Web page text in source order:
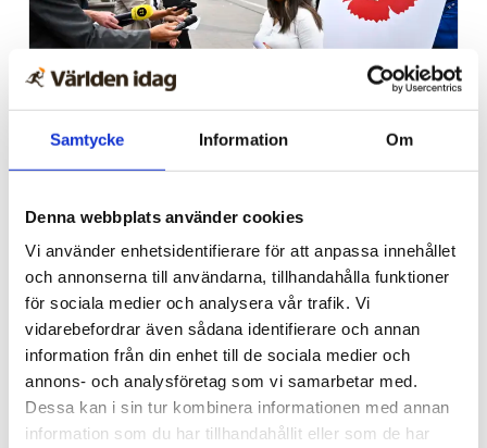
Samtycke Information Om
Denna webbplats använder cookies
Vi använder enhetsidentifierare för att anpassa innehållet
och annonserna till användarna, tillhandahålla funktioner
för sociala medier och analysera vår trafik. Vi
vidarebefordrar även sådana identifierare och annan
information från din enhet till de sociala medier och
annons- och analysföretag som vi samarbetar med.
Dessa kan i sin tur kombinera informationen med annan
information som du har tillhandahållit eller som de har
Ledare